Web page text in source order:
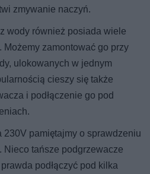
zmywanie naczyń.
wody również posiada wiele
zamontować go przy
ulokowanych w jednym
cieszy się także
i podłączenie go pod
pamiętajmy o sprawdzeniu
Nieco tańsze podgrzewacze
podłączyć pod kilka